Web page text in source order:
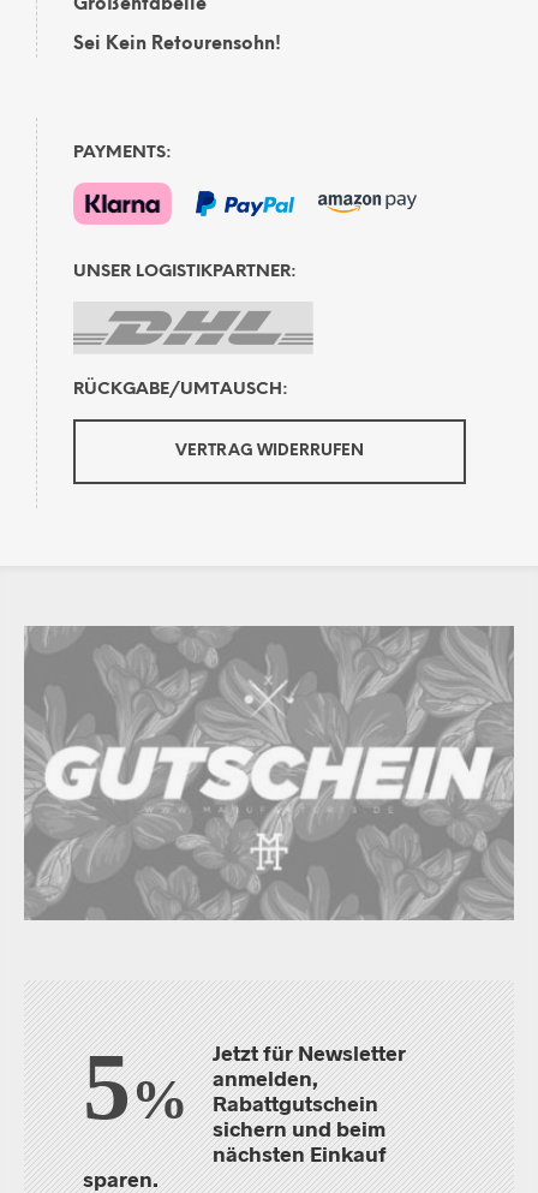
Größentabelle
Sei Kein Retourensohn!
PAYMENTS:
UNSER LOGISTIKPARTNER:
RÜCKGABE/UMTAUSCH:
VERTRAG WIDERRUFEN
5%
Jetzt für Newsletter
anmelden,
Rabattgutschein
sichern und beim
nächsten Einkauf
sparen.